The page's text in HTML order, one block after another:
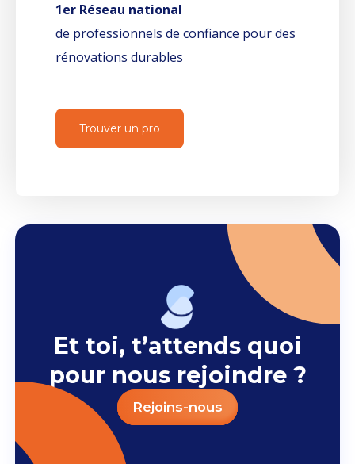
1er Réseau national
de professionnels de confiance pour des
rénovations durables
Trouver un pro
Et toi, t’attends quoi
pour nous rejoindre ?
Rejoins-nous